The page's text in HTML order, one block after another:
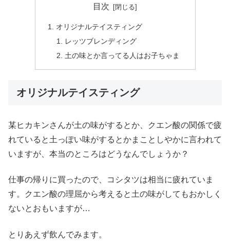
目次
オリジナルテイスティング
レッツブレンディング
土の味とか言ってる人はお子ちゃま
オリジナルテイスティング
某ヒカキンさんが土の味がするとか、クエン酸の関係で疲
れていると土っぽい味がするとかまことしやかに言われて
いますが、本当のところはどうなんでしょうか？
仕事の帰りに買ったので、コシタツは相当に疲れていま
す。クエン酸の理屈から考えると土の味がしてもおかしく
ないとおもいますが…
とりあえず飲んでみます。